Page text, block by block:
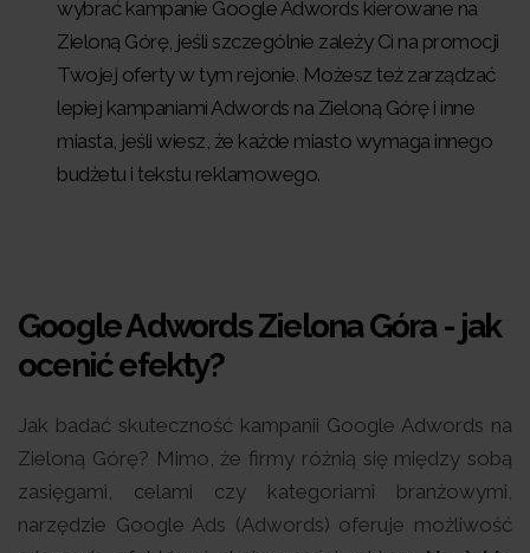
wybrać kampanie Google Adwords kierowane na
Zieloną Górę, jeśli szczególnie zależy Ci na promocji
Twojej oferty w tym rejonie. Możesz też zarządzać
lepiej kampaniami Adwords na Zieloną Górę i inne
miasta, jeśli wiesz, że każde miasto wymaga innego
budżetu i tekstu reklamowego.
Google Adwords Zielona Góra - jak
ocenić efekty?
Jak badać skuteczność kampanii Google Adwords na
Zieloną Górę? Mimo, że firmy różnią się między sobą
zasięgami, celami czy kategoriami branżowymi,
narzędzie Google Ads (Adwords) oferuje możliwość